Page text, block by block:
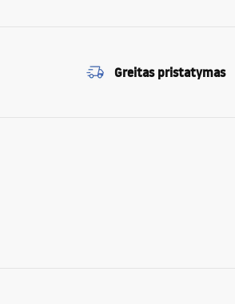
Greitas pristatymas